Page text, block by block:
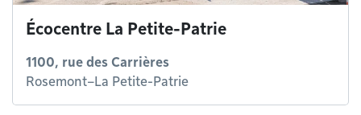
Écocentre La Petite-Patrie
1100, rue des Carrières
Rosemont–La Petite-Patrie